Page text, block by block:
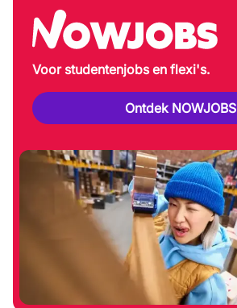
Voor studentenjobs en flexi's.
Ontdek NOWJOBS